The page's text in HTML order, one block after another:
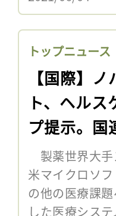
トップニュース
【国際】
ト、ヘル
プ提示。国
製薬世界大手
米マイクロソ
の他の医療課
した医療シス